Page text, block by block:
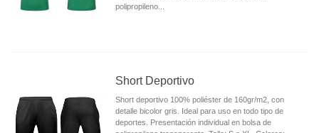
polipropileno...
Short Deportivo
Short deportivo 100% poliéster de 160gr/m2, con
detalle bicolor gris. Ideal para uso en todo tipo de
deportes. Presentación individual en bolsa de